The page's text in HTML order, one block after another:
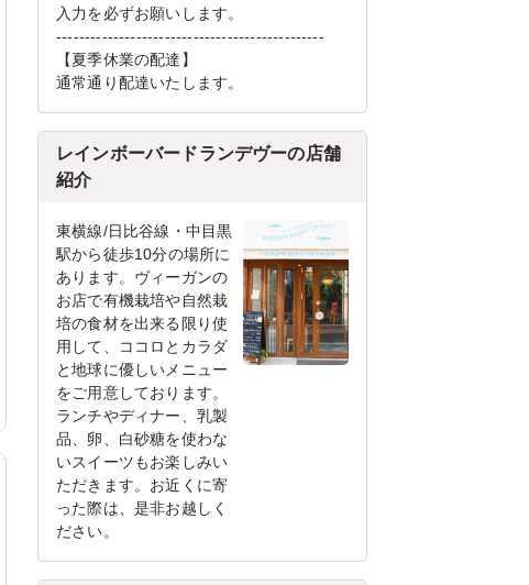
入力を必ずお願いします。
-----------------------------------------------
【夏季休業の配達】
通常通り配達いたします。
レインボーバードランデヴーの店舗
紹介
東横線/日比谷線・中目黒
駅から徒歩10分の場所に
あります。ヴィーガンの
お店で有機栽培や自然栽
培の食材を出来る限り使
用して、ココロとカラダ
と地球に優しいメニュー
をご用意しております。
ランチやディナー、乳製
品、卵、白砂糖を使わな
いスイーツもお楽しみい
ただきます。お近くに寄
った際は、是非お越しく
ださい。